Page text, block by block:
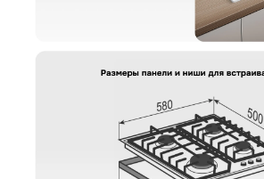
Оформить заказ